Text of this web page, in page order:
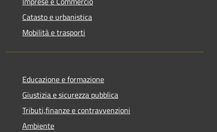
Catasto e urbanistica
Mobilità e trasporti
Educazione e formazione
Giustizia e sicurezza pubblica
Tributi,finanze e contravvenzioni
Ambiente